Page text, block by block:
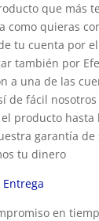
que más
como quieras
tu cuenta por el
también por
a una de las
de fácil
producto
garantía
tu dinero
en